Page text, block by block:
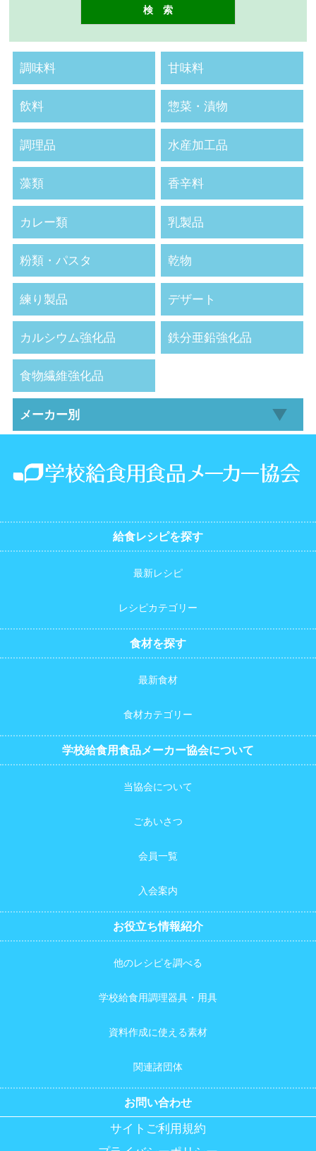
調味料 甘味料
飲料 惣菜・漬物
調理品 水産加工品
藻類 香辛料
カレー類 乳製品
粉類・パスタ 乾物
練り製品 デザート
カルシウム強化品 鉄分亜鉛強化品
食物繊維強化品
メーカー別
給食レシピを探す
最新レシピ
レシピカテゴリー
食材を探す
最新食材
食材カテゴリー
学校給食用食品メーカー協会について
当協会について
ごあいさつ
会員一覧
入会案内
お役立ち情報紹介
他のレシピを調べる
学校給食用調理器具・用具
資料作成に使える素材
関連諸団体
お問い合わせ
サイトご利用規約